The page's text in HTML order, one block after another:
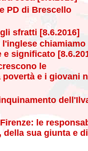
PD di Brescello
sfratti [8.6.2016]
chiamiamo
significato
le
e i giovani
le
sua giunta e di